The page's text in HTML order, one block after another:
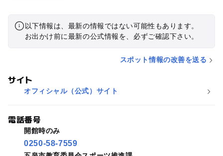
以下情報は、最新の情報ではない可能性もあります。
お出かけ前に最新の公式情報を、必ずご確認下さい。
スポット情報の改善を送る
サイト
オフィシャル（公式）サイト
電話番号
開館時のみ
0250-58-7559